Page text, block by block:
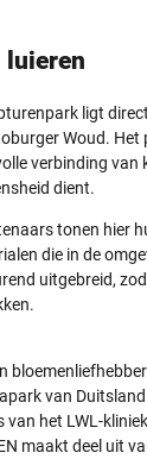
luieren
ligt
Woud. Het
verbinding van
dient.
tonen hier
die in de
uitgebreid,
van
het LWL-
maakt deel uit